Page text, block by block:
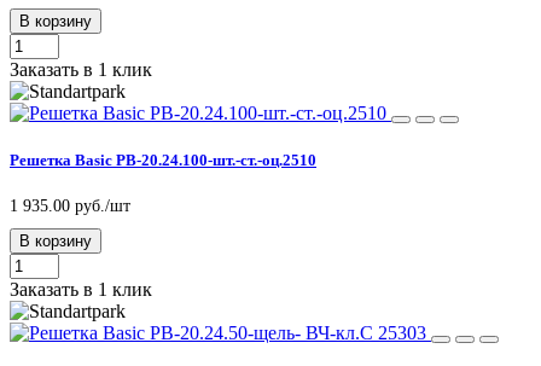
В корзину
Заказать в 1 клик
Решетка Basic РВ-20.24.100-шт.-ст.-оц.2510
1 935.00 руб./шт
В корзину
Заказать в 1 клик